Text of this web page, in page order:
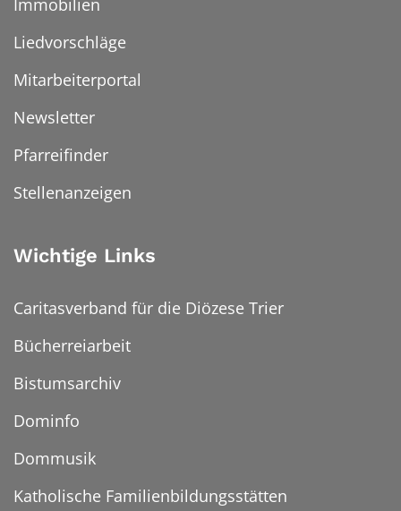
Immobilien
Liedvorschläge
Mitarbeiterportal
Newsletter
Pfarreifinder
Stellenanzeigen
Wichtige Links
Caritasverband für die Diözese Trier
Bücherreiarbeit
Bistumsarchiv
Dominfo
Dommusik
Katholische Familienbildungsstätten